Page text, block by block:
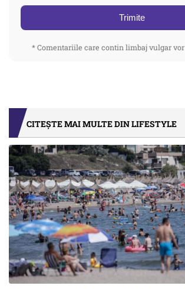
Trimite
* Comentariile care contin limbaj vulgar vor
CITEȘTE MAI MULTE DIN LIFESTYLE